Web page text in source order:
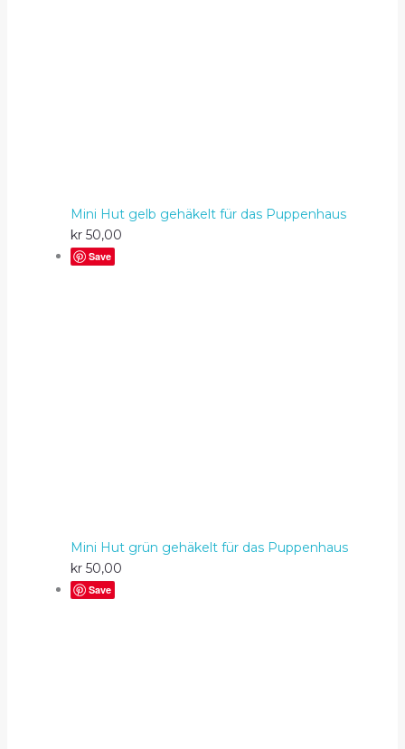
Mini Hut gelb gehäkelt für das Puppenhaus
kr50,00
Save
Mini Hut grün gehäkelt für das Puppenhaus
kr50,00
Save